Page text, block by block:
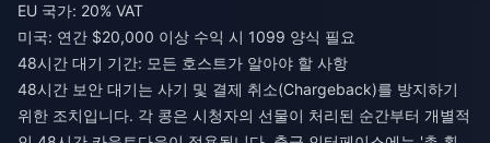
EU 국가: 20% VAT
미국: 연간 $20,000 이상 수익 시 1099 양식 필요
48시간 대기 기간: 모든 호스트가 알아야 할 사항
48시간 보안 대기는 사기 및 결제 취소(Chargeback)를 방지하기
위한 조치입니다. 각 콩은 시청자의 선물이 처리된 순간부터 개별적